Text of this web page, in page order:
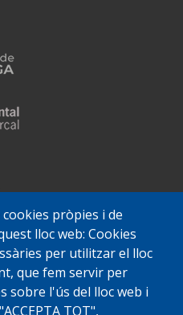
pròpies i de
lloc web: Cookies
per utilitzar el lloc
que fem servir per
sobre l'ús del lloc web i
TOT",